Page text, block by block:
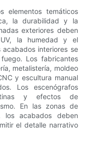
elementos temáticos
la durabilidad y la
exteriores deben
la humedad y el
interiores se
Los fabricantes
metalistería, moldeo
y escultura manual
Los escenógrafos
y efectos de
En las zonas de
los acabados deben
el detalle narrativo